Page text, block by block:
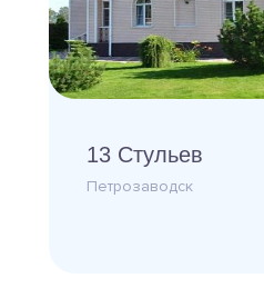
13 Стульев
Петрозаводск